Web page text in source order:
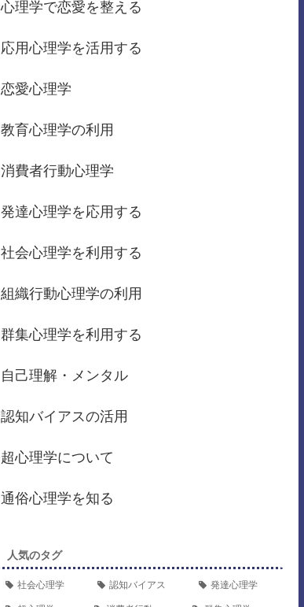
心理学で恋愛を整える
応用心理学を活用する
恋愛心理学
教育心理学の利用
消費者行動心理学
発達心理学を応用する
社会心理学を利用する
組織行動心理学の利用
群集心理学を利用する
自己理解・メンタル
認知バイアスの活用
超心理学について
通俗心理学を知る
人気のタグ
社会心理学 認知バイアス 発達心理学